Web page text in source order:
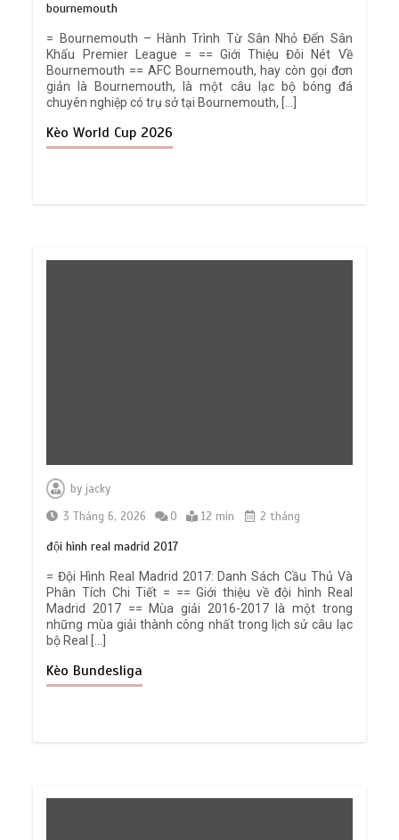
bournemouth
= Bournemouth – Hành Trình Từ Sân Nhỏ Đến Sân
Khấu Premier League = == Giới Thiệu Đôi Nét Về
Bournemouth == AFC Bournemouth, hay còn gọi đơn
giản là Bournemouth, là một câu lạc bộ bóng đá
chuyên nghiệp có trụ sở tại Bournemouth, […]
Kèo World Cup 2026
byjacky
3 Tháng 6, 2026
0 12 min 2 tháng
đội hình real madrid 2017
= Đội Hình Real Madrid 2017: Danh Sách Cầu Thủ Và
Phân Tích Chi Tiết = == Giới thiệu về đội hình Real
Madrid 2017 == Mùa giải 2016-2017 là một trong
những mùa giải thành công nhất trong lịch sử câu lạc
bộ Real […]
Kèo Bundesliga